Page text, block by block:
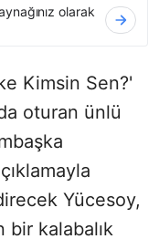
olarak
Kimsin Sen?'
oturan ünlü
Yücesoy,
kalabalık